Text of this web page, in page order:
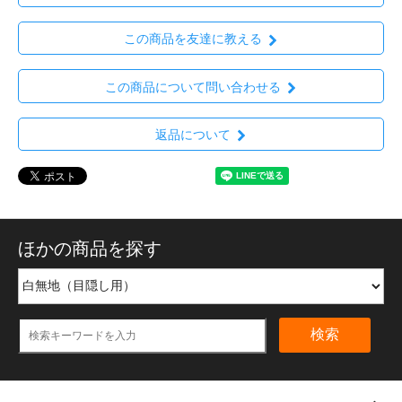
この商品を友達に教える
この商品について問い合わせる
返品について
ほかの商品を探す
検索